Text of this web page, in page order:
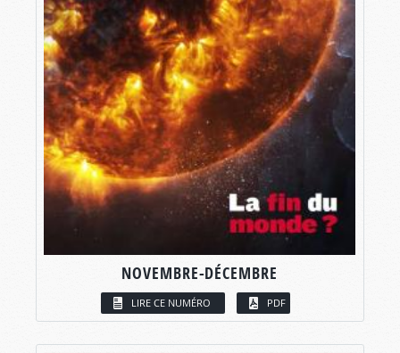
NOVEMBRE-DÉCEMBRE
LIRE CE NUMÉRO PDF